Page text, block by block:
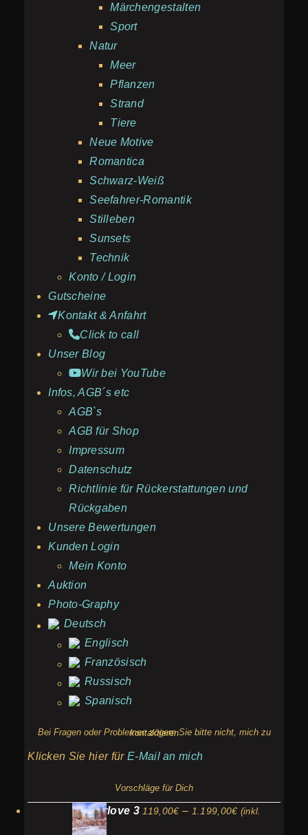
Märchengestalten
Sport
Natur
Meer
Pflanzen
Strand
Tiere
Neue Motive
Romantica
Schwarz-Weiß
Seefahrer-Romantik
Stilleben
Sunsets
Technik
Konto / Login
Gutscheine
Kontakt & Anfahrt
Click to call
Unser Blog
Wir bei YouTube
Infos, AGB´s etc
AGB`s
AGB für Shop
Impressum
Datenschutz
Richtlinie für Rückerstattungen und
Rückgaben
Unsere Bewertungen
Kunden Login
Mein Konto
Auktion
Photo-Graphy
Deutsch
Englisch
Französisch
Russisch
Spanisch
Bei Fragen oder Problemen zögern Sie bitte nicht, mich zu kontaktieren
Klicken Sie hier für E-Mail an mich
Vorschläge für Dich
Winterlove 3 119,00€ – 1.199,00€Preisspanne:
(inkl.
MwSt)